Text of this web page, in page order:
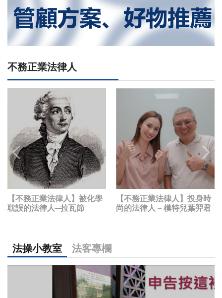
不務正業法律人
【不務正業法律人】被化學
耽誤的法律人─拉瓦節
【不務正業法律人】投身時
尚的法律人－模特兒葉羿君
法操小教室 法客專欄